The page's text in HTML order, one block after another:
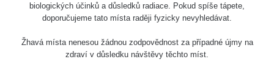
biologických účinků a důsledků radiace. Pokud spíše tápete,
doporučujeme tato místa raději fyzicky nevyhledávat.
Žhavá místa nenesou žádnou zodpovědnost za případné újmy na
zdraví v důsledku návštěvy těchto míst.